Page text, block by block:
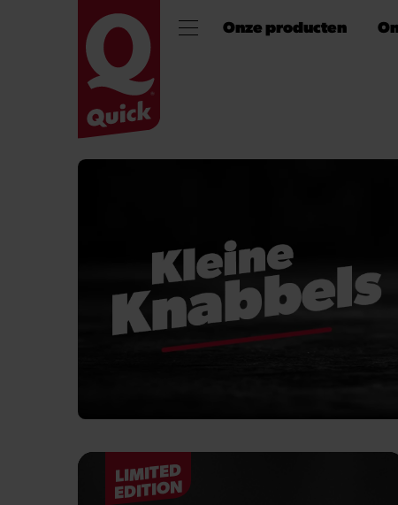
Onze producten
LIMITED
EDITION